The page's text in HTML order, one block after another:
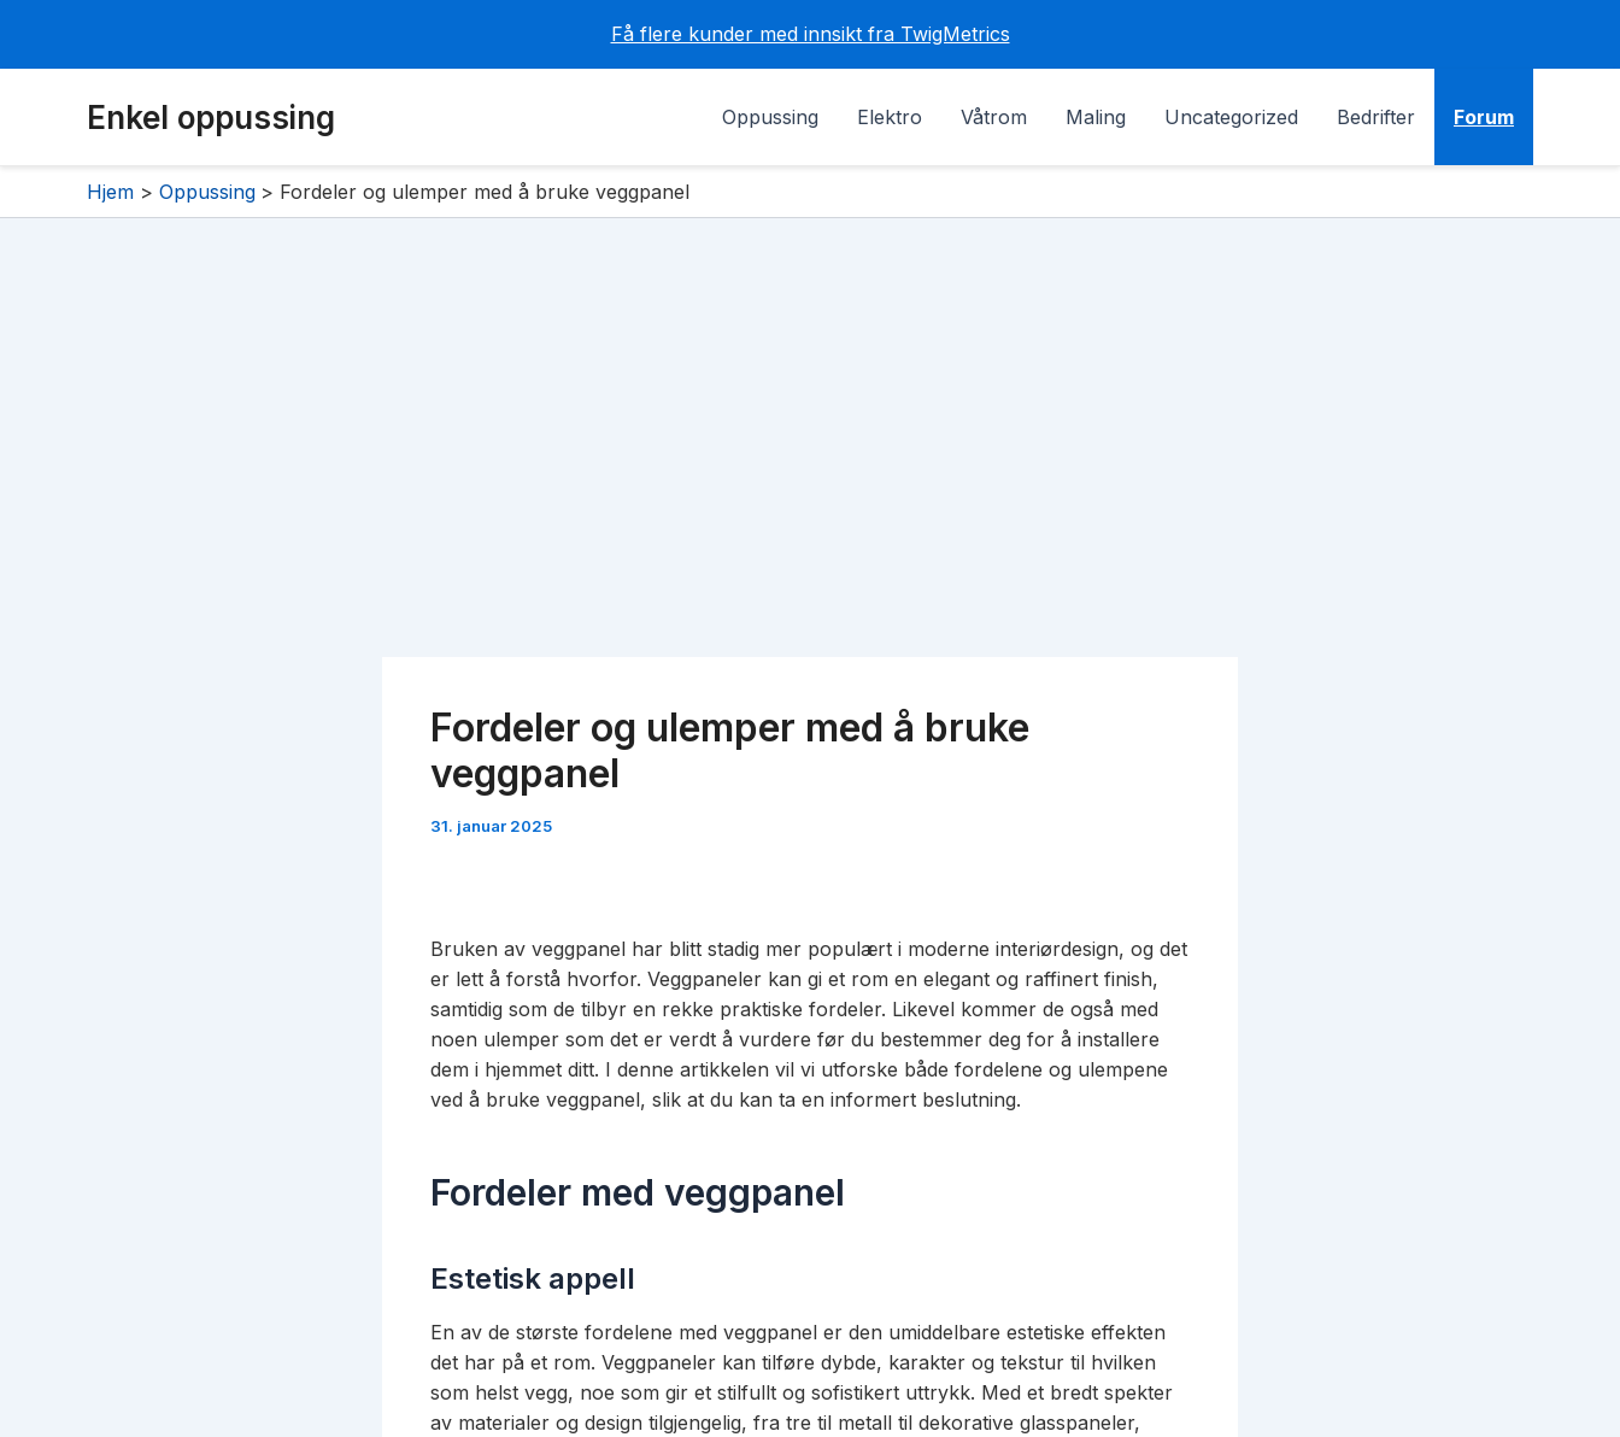
Få flere kunder med innsikt fra TwigMetrics
Enkel oppussing Oppussing Elektro Våtrom Maling Uncategorized Bedrifter Forum
Hjem Oppussing Fordeler og ulemper med å bruke veggpanel
Fordeler og ulemper med å bruke
veggpanel
31. januar 2025
Bruken av veggpanel har blitt stadig mer populært i moderne interiørdesign, og det
er lett å forstå hvorfor. Veggpaneler kan gi et rom en elegant og raffinert finish,
samtidig som de tilbyr en rekke praktiske fordeler. Likevel kommer de også med
noen ulemper som det er verdt å vurdere før du bestemmer deg for å installere
dem i hjemmet ditt. I denne artikkelen vil vi utforske både fordelene og ulempene
ved å bruke veggpanel, slik at du kan ta en informert beslutning.
Fordeler med veggpanel
Estetisk appell
En av de største fordelene med veggpanel er den umiddelbare estetiske effekten
det har på et rom. Veggpaneler kan tilføre dybde, karakter og tekstur til hvilken
som helst vegg, noe som gir et stilfullt og sofistikert uttrykk. Med et bredt spekter
av materialer og design tilgjengelig, fra tre til metall til dekorative glasspaneler,